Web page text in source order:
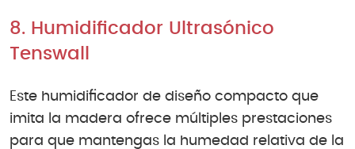
8. Humidificador Ultrasónico
Tenswall
Este humidificador de diseño compacto que
imita la madera ofrece múltiples prestaciones
para que mantengas la humedad relativa de la